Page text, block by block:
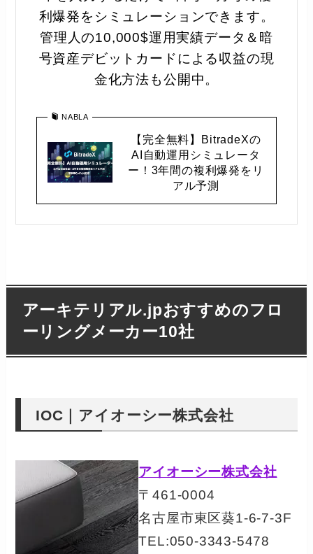
利爆発をシミュレーションできます。
管理人の10,000$運用実績データ＆暗
号資産デビットカードによる収益の現
金化方法も公開中。
NABLA
【完全無料】BitradeXの
AI自動運用シミュレータ
ー！3年間の複利爆発をリ
アル予測
アーキテリアル.jpおすすめのフロ
ーリングメーカー10社
IOC｜アイオーシー株式会社
アイオーシー株式会社
〒461-0004
名古屋市東区葵1-6-7-3F
TEL:050-3343-5478